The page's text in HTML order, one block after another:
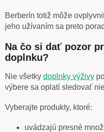
Berberín totiž môže
jeho užívaním sa preto
Na čo si dať pozor
doplnku?
Nie všetky doplnky výživy
výbere sa oplatí sledovať
Vyberajte produkty, ktoré:
uvádzajú presné